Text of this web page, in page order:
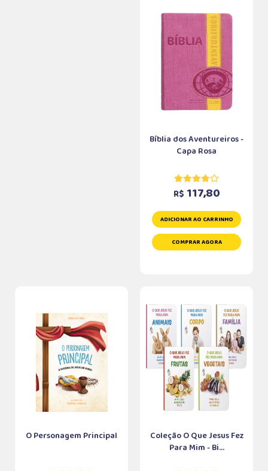
Bíblia dos Aventureiros -
Capa Rosa
R$ 117,80
ADICIONAR AO CARRINHO
COMPRAR AGORA
O Personagem Principal
Coleção O Que Jesus Fez
Para Mim - Bi...